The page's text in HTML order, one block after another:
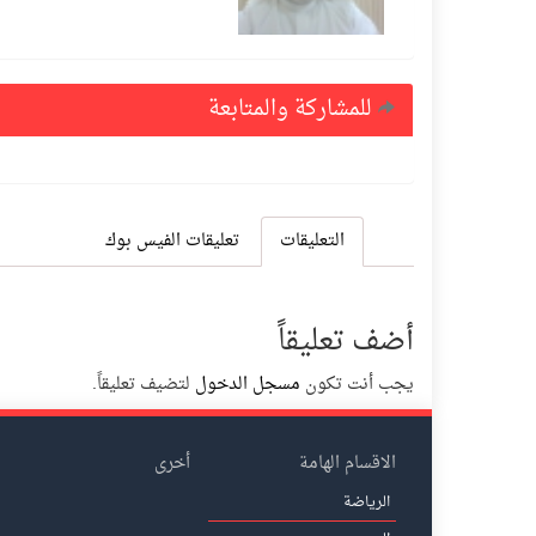
للمشاركة والمتابعة
التعليقات تعليقات الفيس بوك
أضف تعليقاً
يجب أنت تكون مسجل الدخول لتضيف تعليقاً.
الاقسام الهامة
الرياضة
أخرى